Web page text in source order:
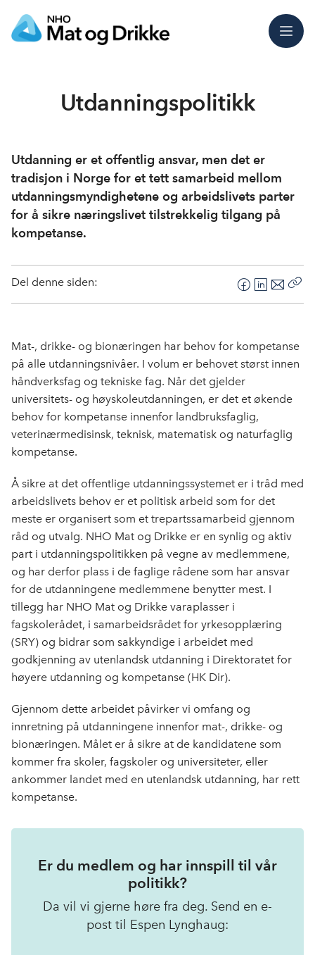
Meny
Utdanningspolitikk
Utdanning er et offentlig ansvar, men det er
tradisjon i Norge for et tett samarbeid mellom
utdanningsmyndighetene og arbeidslivets parter
for å sikre næringslivet tilstrekkelig tilgang på
kompetanse.
Del denne siden:
F
a
e
b
o
L
i
k
e
E
-
o
s
Mat-, drikke- og bionæringen har behov for kompetanse
på alle utdanningsnivåer. I volum er behovet størst innen
håndverksfag og tekniske fag. Når det gjelder
universitets- og høyskoleutdanningen, er det et økende
behov for kompetanse innenfor landbruksfaglig,
veterinærmedisinsk, teknisk, matematisk og naturfaglig
kompetanse.
Å sikre at det offentlige utdanningssystemet er i tråd med
arbeidslivets behov er et politisk arbeid som for det
meste er organisert som et trepartssamarbeid gjennom
råd og utvalg. NHO Mat og Drikke er en synlig og aktiv
part i utdanningspolitikken på vegne av medlemmene,
og har derfor plass i de faglige rådene som har ansvar
for de utdanningene medlemmene benytter mest. I
tillegg har NHO Mat og Drikke varaplasser i
fagskolerådet, i samarbeidsrådet for yrkesopplæring
(SRY) og bidrar som sakkyndige i arbeidet med
godkjenning av utenlandsk utdanning i Direktoratet for
høyere utdanning og kompetanse (HK Dir).
Gjennom dette arbeidet påvirker vi omfang og
innretning på utdanningene innenfor mat-, drikke- og
bionæringen. Målet er å sikre at de kandidatene som
kommer fra skoler, fagskoler og universiteter, eller
ankommer landet med en utenlandsk utdanning, har rett
kompetanse.
Er du medlem og har innspill til vår
politikk?
Da vil vi gjerne høre fra deg. Send en e-
post til Espen Lynghaug: